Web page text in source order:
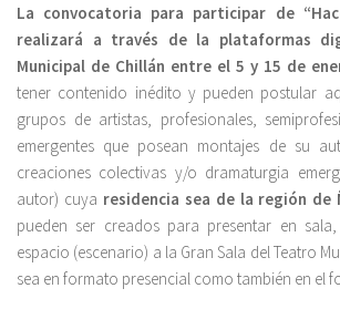
La convocatoria para participar de
realizará a través de la plataformas
Municipal de Chillán entre el 5 y 15 de
tener contenido inédito y pueden postular
grupos de artistas, profesionales,
emergentes que posean montajes de su
creaciones colectivas y/o dramaturgia
autor) cuya residencia sea de la región de
pueden ser creados para presentar en
espacio (escenario) a la Gran Sala del Teatro
sea en formato presencial como también en el